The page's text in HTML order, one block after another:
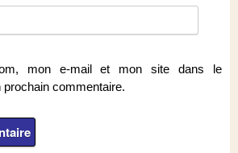
mon e-mail et mon site dans le
commentaire.